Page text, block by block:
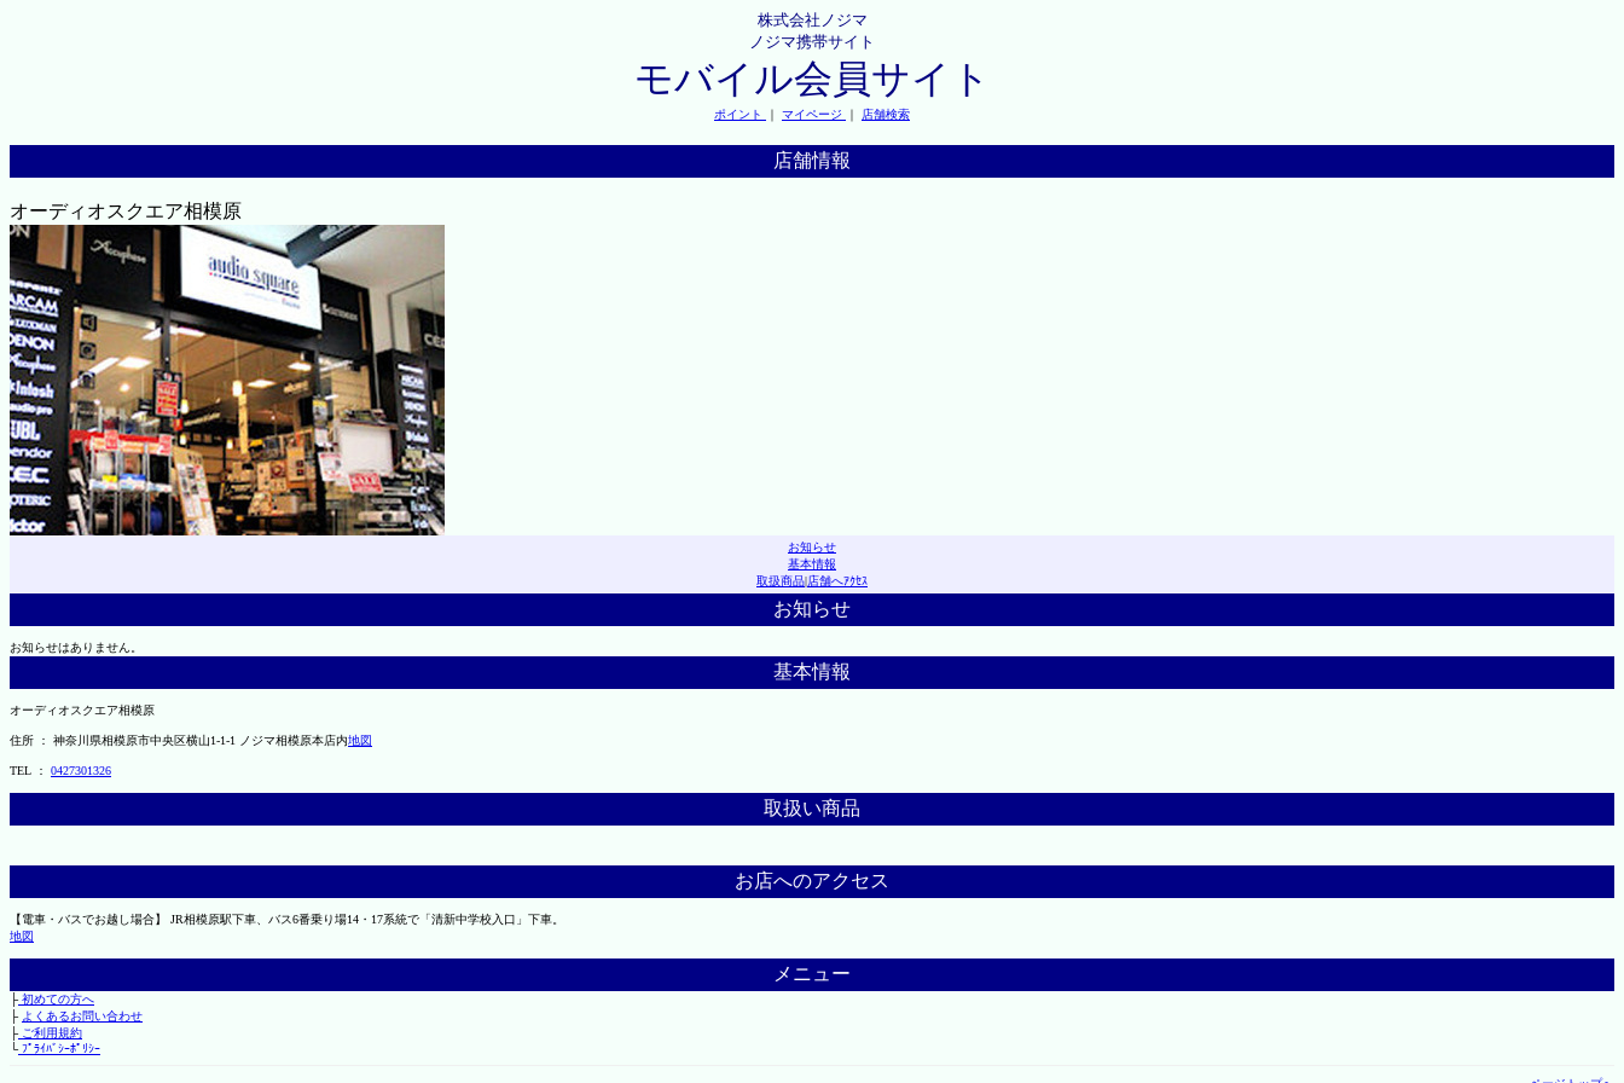
株式会社ノジマ
ノジマ携帯サイト
モバイル会員サイト
ポイント ｜ マイページ ｜ 店舗検索
店舗情報
オーディオスクエア相模原
お知らせ
基本情報
取扱商品|店舗へｱｸｾｽ
お知らせ
お知らせはありません。
基本情報
オーディオスクエア相模原
住所 ： 神奈川県相模原市中央区横山1-1-1 ノジマ相模原本店内地図
TEL ： 0427301326
取扱い商品
お店へのアクセス
【電車・バスでお越し場合】 JR相模原駅下車、バス6番乗り場14・17系統で「清新中学校入口」下車。
地図
メニュー
├初めての方へ
├ よくあるお問い合わせ
├ご利用規約
└ﾌﾟﾗｲﾊﾞｼｰﾎﾟﾘｼｰ